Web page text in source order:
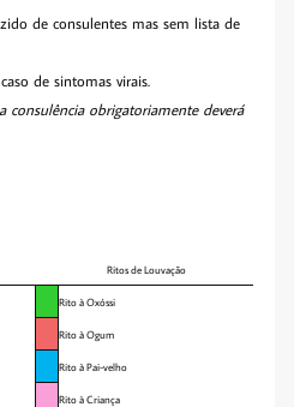
de consulentes mas sem lista de
de sintomas virais.
consulência obrigatoriamente deverá
Ritos de Louvação
Rito à Oxóssi
Rito à Ogum
Rito à Pai-velho
Rito à Criança